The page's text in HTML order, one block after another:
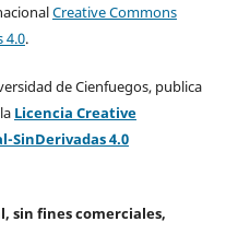
Creative Commons
4.0.
de Cienfuegos, publica
Licencia Creative
SinDerivadas 4.0
sin fines comerciales,